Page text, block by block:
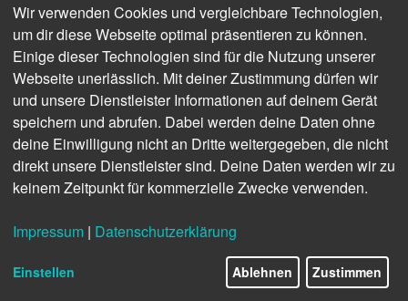
Wir verwenden Cookies und vergleichbare Technologien,
um dir diese Webseite optimal präsentieren zu können.
Einige dieser Technologien sind für die Nutzung unserer
Webseite unerlässlich. Mit deiner Zustimmung dürfen wir
und unsere Dienstleister Informationen auf deinem Gerät
speichern und abrufen. Dabei werden deine Daten ohne
deine Einwilligung nicht an Dritte weitergegeben, die nicht
direkt unsere Dienstleister sind. Deine Daten werden wir zu
keinem Zeitpunkt für kommerzielle Zwecke verwenden.
Impressum | Datenschutzerklärung
Einstellen Ablehnen Zustimmen